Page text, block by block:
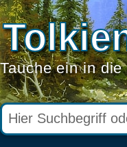
Tauche ein in